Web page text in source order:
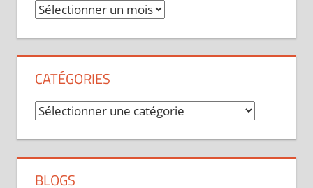
Archives
CATÉGORIES
Catégories
BLOGS